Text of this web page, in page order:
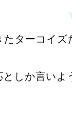
ターコイズ
しか言いよ